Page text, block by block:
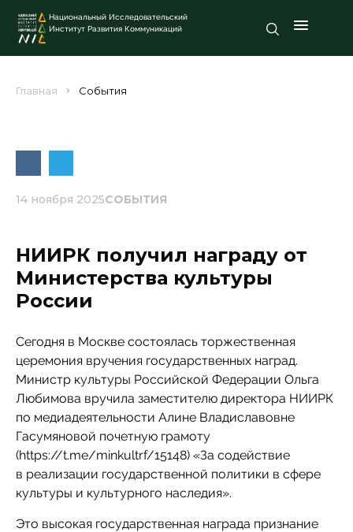
Национальный Исследовательский
Институт Развития Коммуникаций
Главная События
14 ноября 2025СОБЫТИЯ
НИИРК получил награду от
Министерства культуры
России
Сегодня в Москве состоялась торжественная
церемония вручения государственных наград.
Министр культуры Российской Федерации Ольга
Любимова вручила заместителю директора НИИРК
по медиадеятельности Алине Владиславовне
Гасумяновой почетную грамоту
(https://t.me/minkultrf/15148) «За содействие
в реализации государственной политики в сфере
культуры и культурного наследия».
Это высокая государственная награда признание